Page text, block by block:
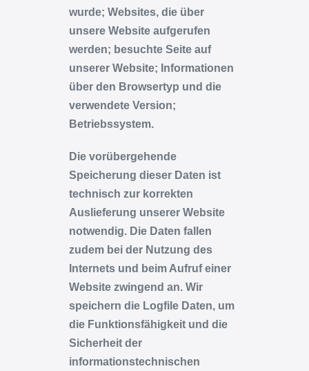
wurde; Websites, die über
unsere Website aufgerufen
werden; besuchte Seite auf
unserer Website; Informationen
über den Browsertyp und die
verwendete Version;
Betriebssystem.
Die vorübergehende
Speicherung dieser Daten ist
technisch zur korrekten
Auslieferung unserer Website
notwendig. Die Daten fallen
zudem bei der Nutzung des
Internets und beim Aufruf einer
Website zwingend an. Wir
speichern die Logfile Daten, um
die Funktionsfähigkeit und die
Sicherheit der
informationstechnischen